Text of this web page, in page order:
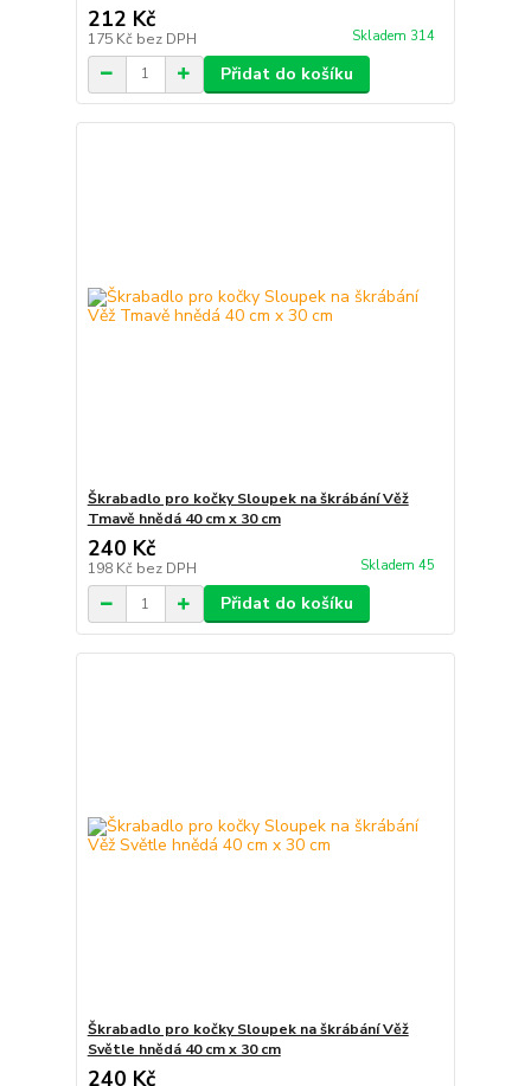
212 Kč
175 Kč bez DPH Skladem 314
Přidat do košíku
Škrabadlo pro kočky Sloupek na škrábání Věž
Tmavě hnědá 40 cm x 30 cm
240 Kč
198 Kč bez DPH Skladem 45
Přidat do košíku
Škrabadlo pro kočky Sloupek na škrábání Věž
Světle hnědá 40 cm x 30 cm
240 Kč